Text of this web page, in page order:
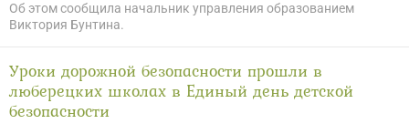
Об этом сообщила начальник управления образованием
Виктория Бунтина.
Уроки дорожной безопасности прошли в
люберецких школах в Единый день детской
безопасности